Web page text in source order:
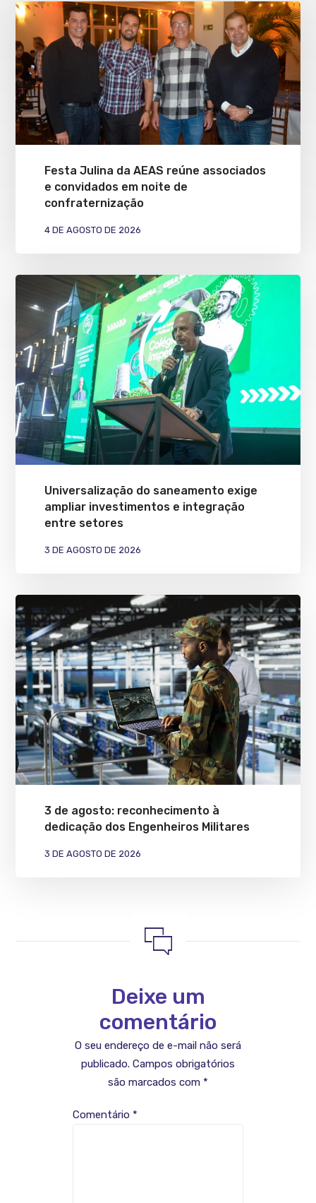
Festa Julina da AEAS reúne associados
e convidados em noite de
confraternização
4 DE AGOSTO DE 2026
Universalização do saneamento exige
ampliar investimentos e integração
entre setores
3 DE AGOSTO DE 2026
3 de agosto: reconhecimento à
dedicação dos Engenheiros Militares
3 DE AGOSTO DE 2026
Deixe um
comentário
O seu endereço de e-mail não será
publicado. Campos obrigatórios
são marcados com *
Comentário *